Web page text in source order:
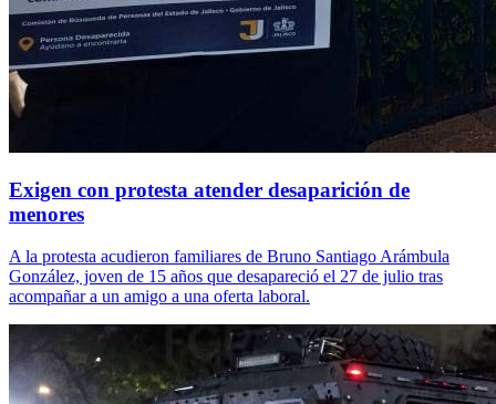
Exigen con protesta atender desaparición de
menores
A la protesta acudieron familiares de Bruno Santiago Arámbula
González, joven de 15 años que desapareció el 27 de julio tras
acompañar a un amigo a una oferta laboral.